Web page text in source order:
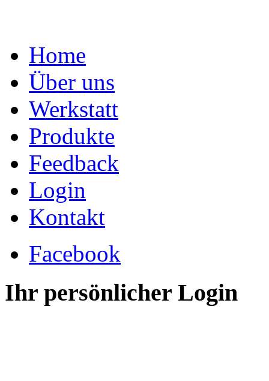
Home
Über uns
Werkstatt
Produkte
Feedback
Login
Kontakt
Facebook
Ihr persönlicher Login